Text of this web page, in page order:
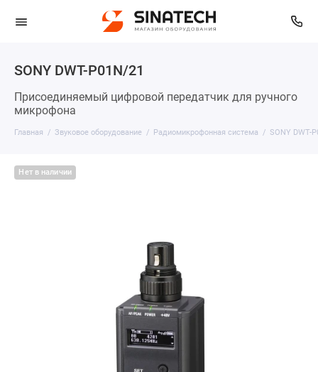
SONY DWT-P01N/21
Присоединяемый цифровой передатчик для ручного
микрофона
Главная Звуковое оборудование Радиомикрофонная система SONY DWT-
Нет в наличии